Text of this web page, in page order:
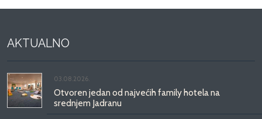
AKTUALNO
03.08.2026.
Otvoren jedan od najvećih family hotela na
srednjem Jadranu